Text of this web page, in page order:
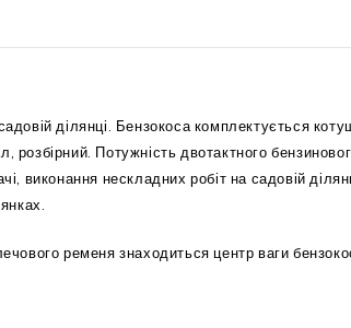
ділянці. Бензокоса комплектується
Потужність двотактного
виконання нескладних робіт на садовій
ременя знаходиться центр ваги